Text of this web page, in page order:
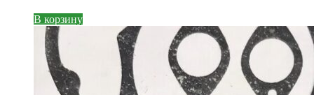
В корзину